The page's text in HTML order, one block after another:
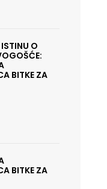
O
BITKE ZA
BITKE ZA